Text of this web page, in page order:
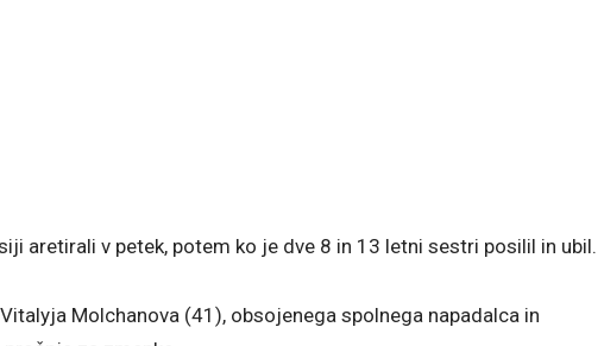
aretirali v petek, potem ko je dve 8 in 13 letni sestri posilil in ubil.
Molchanova (41), obsojenega spolnega napadalca in